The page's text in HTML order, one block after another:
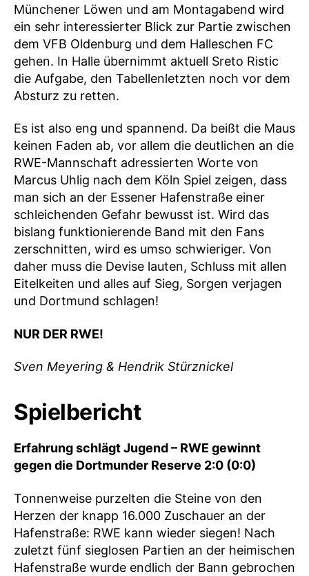
Münchener Löwen und am Montagabend wird
ein sehr interessierter Blick zur Partie zwischen
dem VFB Oldenburg und dem Halleschen FC
gehen. In Halle übernimmt aktuell Sreto Ristic
die Aufgabe, den Tabellenletzten noch vor dem
Absturz zu retten.
Es ist also eng und spannend. Da beißt die Maus
keinen Faden ab, vor allem die deutlichen an die
RWE-Mannschaft adressierten Worte von
Marcus Uhlig nach dem Köln Spiel zeigen, dass
man sich an der Essener Hafenstraße einer
schleichenden Gefahr bewusst ist. Wird das
bislang funktionierende Band mit den Fans
zerschnitten, wird es umso schwieriger. Von
daher muss die Devise lauten, Schluss mit allen
Eitelkeiten und alles auf Sieg, Sorgen verjagen
und Dortmund schlagen!
NUR DER RWE!
Sven Meyering & Hendrik Stürznickel
Spielbericht
Erfahrung schlägt Jugend – RWE gewinnt
gegen die Dortmunder Reserve 2:0 (0:0)
Tonnenweise purzelten die Steine von den
Herzen der knapp 16.000 Zuschauer an der
Hafenstraße: RWE kann wieder siegen! Nach
zuletzt fünf sieglosen Partien an der heimischen
Hafenstraße wurde endlich der Bann gebrochen